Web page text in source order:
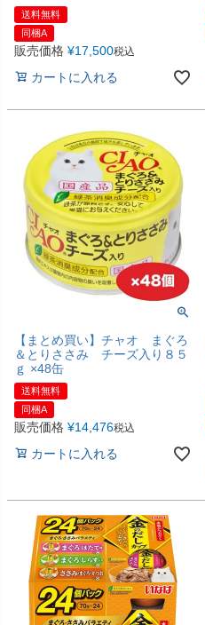
送料無料
同梱A
販売価格 ¥17,500税込
カートに入れる
【まとめ買い】チャオ まぐろ
＆とりささみ チーズ入り８５
ｇ ×48缶
送料無料
同梱A
販売価格 ¥14,476税込
カートに入れる